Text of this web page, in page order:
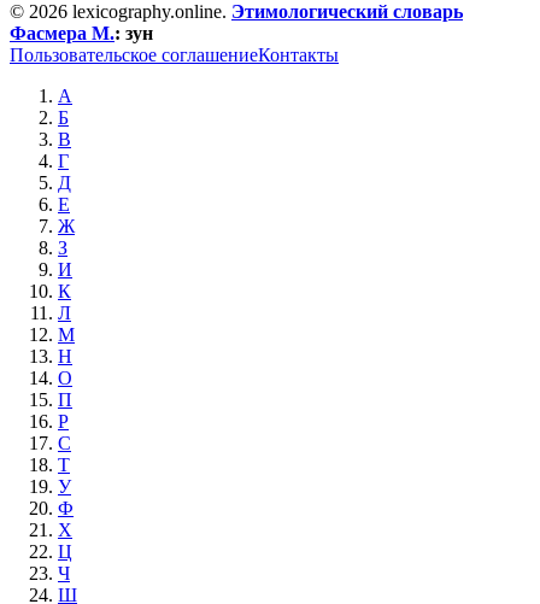
© 2026 lexicography.online. Этимологический словарь
Фасмера М.: зун
Пользовательское соглашениеКонтакты
А
Б
В
Г
Д
Е
Ж
З
И
К
Л
М
Н
О
П
Р
С
Т
У
Ф
Х
Ц
Ч
Ш